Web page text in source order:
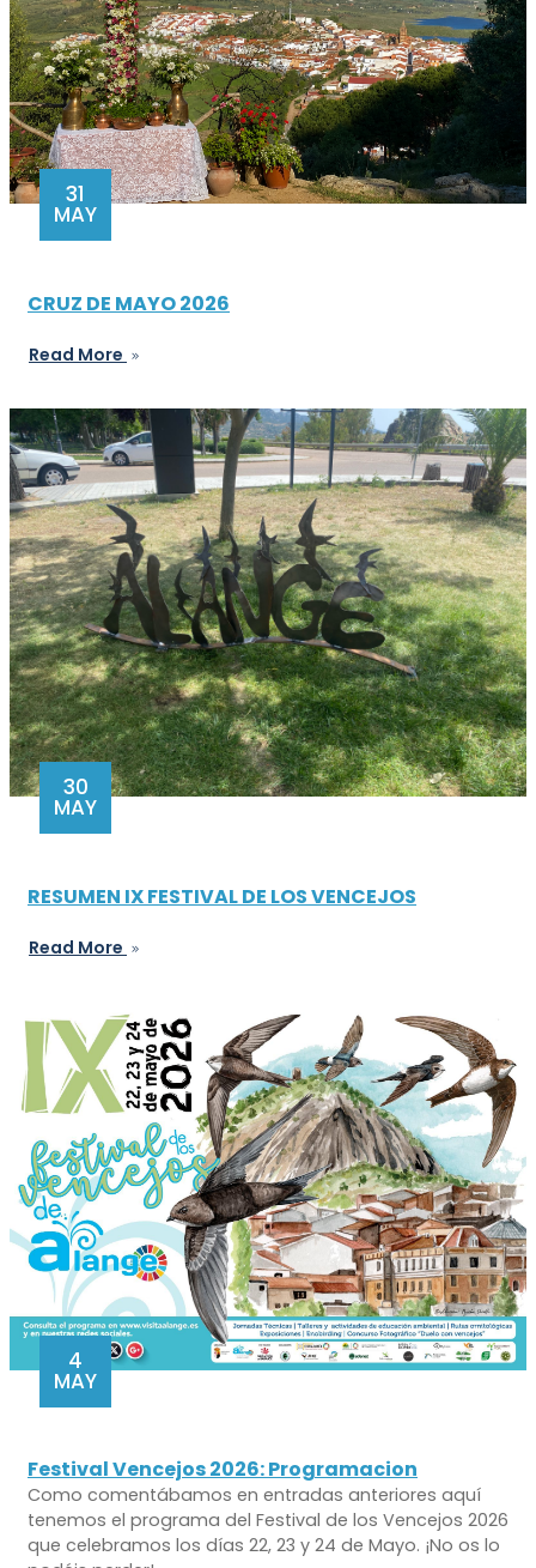
31
MAY
CRUZ DE MAYO 2026
Read More
30
MAY
RESUMEN IX FESTIVAL DE LOS VENCEJOS
Read More
4
MAY
Festival Vencejos 2026: Programacion
Como comentábamos en entradas anteriores aquí
tenemos el programa del Festival de los Vencejos 2026
que celebramos los días 22, 23 y 24 de Mayo. ¡No os lo